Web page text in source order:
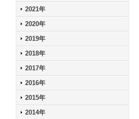
2021年
2020年
2019年
2018年
2017年
2016年
2015年
2014年